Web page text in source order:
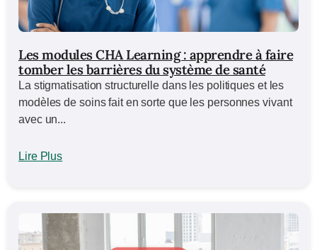
Les modules CHA Learning : apprendre à faire
tomber les barrières du système de santé
La stigmatisation structurelle dans les politiques et les
modèles de soins fait en sorte que les personnes vivant
avec un...
Lire Plus